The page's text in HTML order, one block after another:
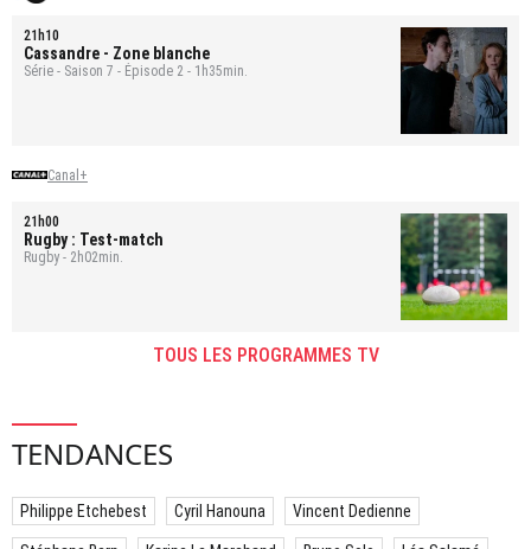
21h10
Cassandre - Zone blanche
Série - Saison 7 - Épisode 2 - 1h35min.
Canal+
21h00
Rugby : Test-match
Rugby - 2h02min.
TOUS LES PROGRAMMES TV
TENDANCES
Philippe Etchebest Cyril Hanouna Vincent Dedienne